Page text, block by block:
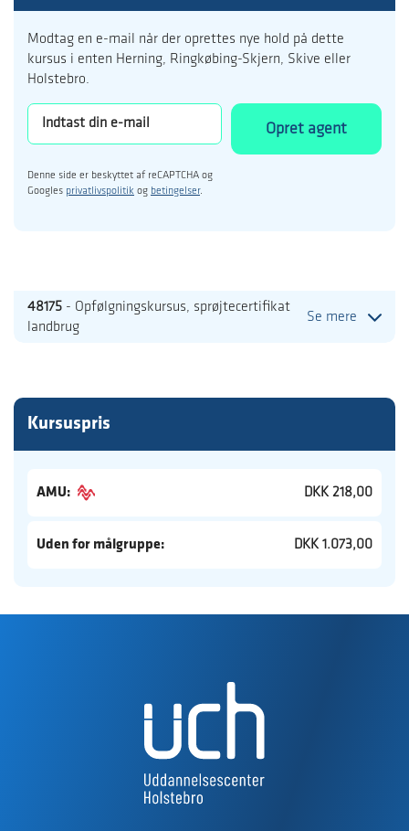
Modtag en e-mail når der oprettes nye hold på dette
kursus i enten Herning, Ringkøbing-Skjern, Skive eller
Holstebro.
Opret agent
Denne side er beskyttet af reCAPTCHA og
Googles privatlivspolitik og betingelser.
48175 - Opfølgningskursus, sprøjtecertifikat
landbrug
Se mere
Kursuspris
AMU: DKK 218,00
Uden for målgruppe: DKK 1.073,00